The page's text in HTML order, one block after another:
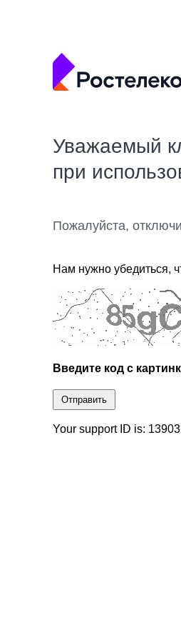
Уважаемый
при
Пожалуйста,
Нам нужно убедиться,
Введите код с
Отправить
Your support ID is: